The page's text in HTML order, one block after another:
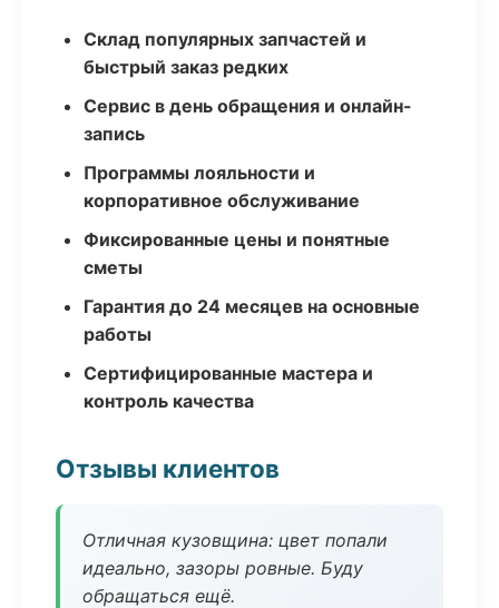
Склад популярных запчастей и
быстрый заказ редких
Сервис в день обращения и онлайн-
запись
Программы лояльности и
корпоративное обслуживание
Фиксированные цены и понятные
сметы
Гарантия до 24 месяцев на основные
работы
Сертифицированные мастера и
контроль качества
Отзывы клиентов
Отличная кузовщина: цвет попали
идеально, зазоры ровные. Буду
обращаться ещё.